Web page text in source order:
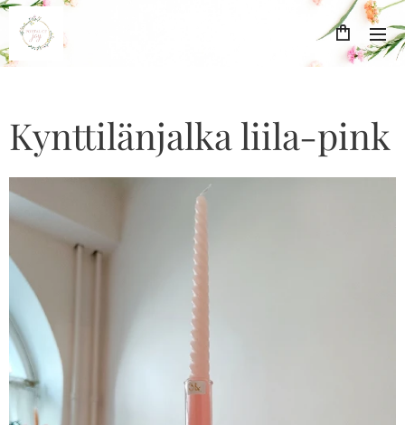
Kynttilänjalka liila-pink